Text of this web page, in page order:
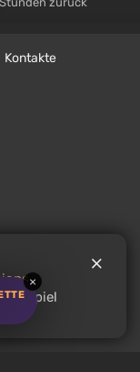
×
Kontakte
Spiel